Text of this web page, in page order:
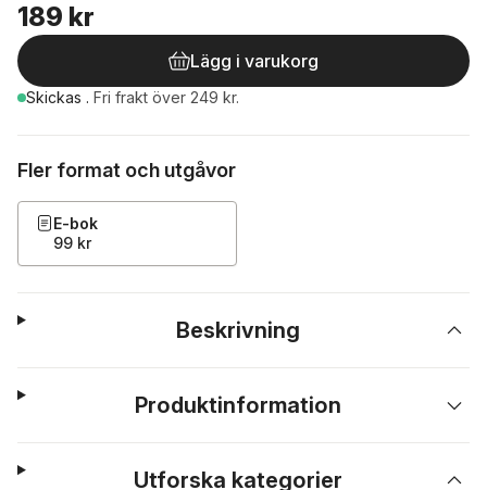
189 kr
Lägg i varukorg
Skickas . Fri frakt över 249 kr.
Fler format och utgåvor
E-bok
99 kr
Beskrivning
Produktinformation
Utforska kategorier